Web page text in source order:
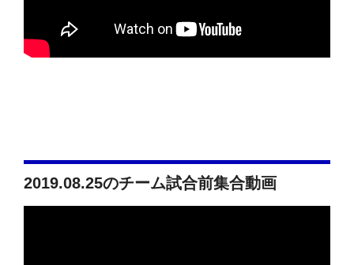
2019.08.25のチーム試合前集合動画